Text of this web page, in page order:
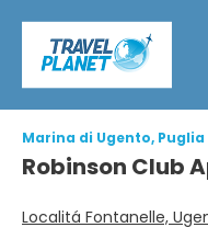
Marina di Ugento, Puglia
Robinson Club
Localitá Fontanelle,